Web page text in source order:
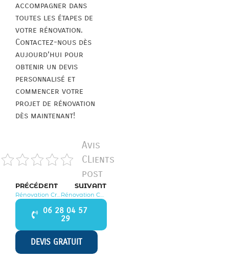
accompagner dans
toutes les étapes de
votre rénovation.
Contactez-nous dès
aujourd’hui pour
obtenir un devis
personnalisé et
commencer votre
projet de rénovation
dès maintenant!
Avis
CLients
post
PRÉCÉDENT
Rénovation Crouy sur Ourcq 77840
SUIVANT
Rénovation Coulombs en Valois 77840
06 28 04 57
29
DEVIS GRATUIT